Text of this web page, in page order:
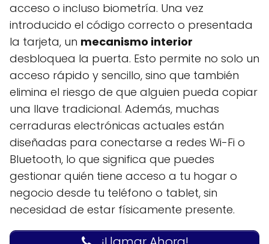
acceso o incluso biometría. Una vez
introducido el código correcto o presentada
la tarjeta, un mecanismo interior
desbloquea la puerta. Esto permite no solo un
acceso rápido y sencillo, sino que también
elimina el riesgo de que alguien pueda copiar
una llave tradicional. Además, muchas
cerraduras electrónicas actuales están
diseñadas para conectarse a redes Wi-Fi o
Bluetooth, lo que significa que puedes
gestionar quién tiene acceso a tu hogar o
negocio desde tu teléfono o tablet, sin
necesidad de estar físicamente presente.